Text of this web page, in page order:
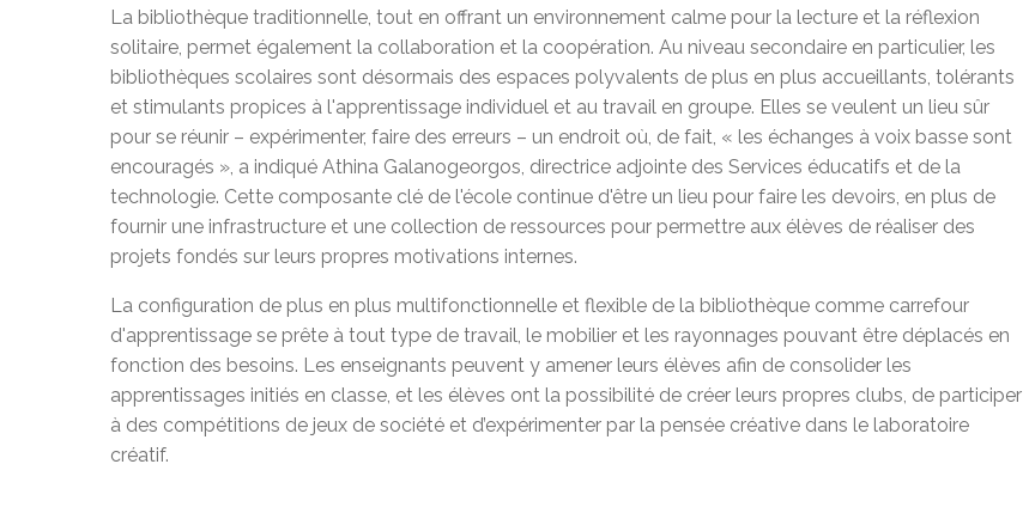
La bibliothèque traditionnelle, tout en offrant un environnement calme pour la lecture et la réflexion
solitaire, permet également la collaboration et la coopération. Au niveau secondaire en particulier, les
bibliothèques scolaires sont désormais des espaces polyvalents de plus en plus accueillants, tolérants
et stimulants propices à l'apprentissage individuel et au travail en groupe. Elles se veulent un lieu sûr
pour se réunir – expérimenter, faire des erreurs – un endroit où, de fait, « les échanges à voix basse sont
encouragés », a indiqué Athina Galanogeorgos, directrice adjointe des Services éducatifs et de la
technologie. Cette composante clé de l'école continue d'être un lieu pour faire les devoirs, en plus de
fournir une infrastructure et une collection de ressources pour permettre aux élèves de réaliser des
projets fondés sur leurs propres motivations internes.
La configuration de plus en plus multifonctionnelle et flexible de la bibliothèque comme carrefour
d'apprentissage se prête à tout type de travail, le mobilier et les rayonnages pouvant être déplacés en
fonction des besoins. Les enseignants peuvent y amener leurs élèves afin de consolider les
apprentissages initiés en classe, et les élèves ont la possibilité de créer leurs propres clubs, de participer
à des compétitions de jeux de société et d’expérimenter par la pensée créative dans le laboratoire
créatif.